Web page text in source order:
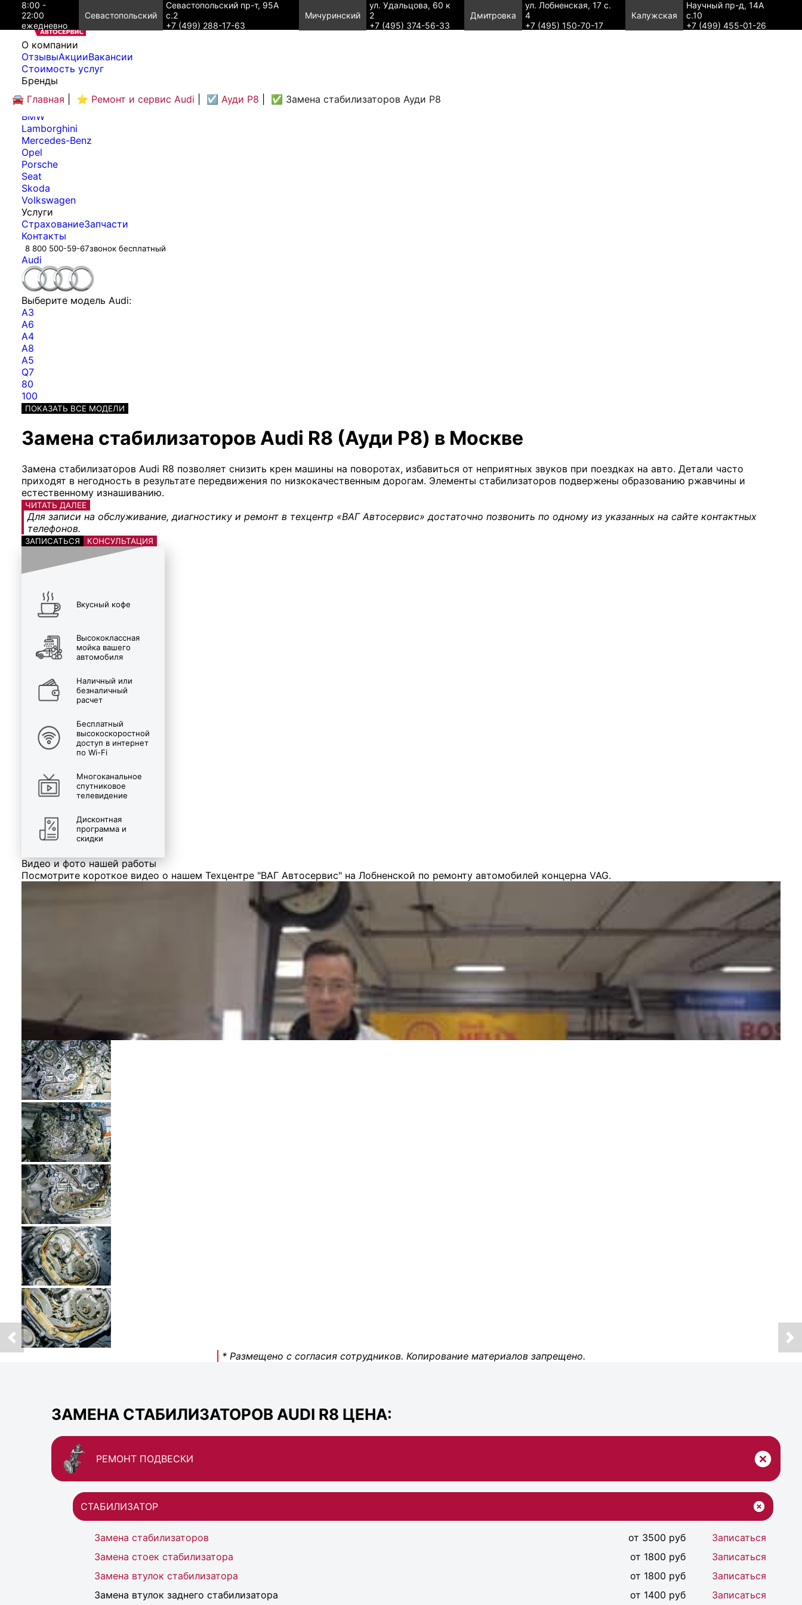
8:00 -
22:00
ежедневно
Севастопольский
Севастопольский пр-т, 95А
с.2
+7 (499) 288-17-63
Мичуринский
ул. Удальцова, 60 к
2
+7 (495) 374-56-33
Дмитровка
ул. Лобненская, 17 с.
4
+7 (495) 150-70-17
Калужская
Научный пр-д, 14А
с.10
+7 (499) 455-01-26
O компании
ОтзывыАкцииВакансии
Cтоимость услуг
Бренды
Audi
Bentley
BMW
Lamborghini
Mercedes-Benz
Opel
Porsche
Seat
Skoda
Volkswagen
Услуги
СтрахованиеЗапчасти
Контакты
8 800 500-59-67звонок бесплатный
🚘 Главная ⭐ Ремонт и сервис Audi ☑️ Ауди Р8 ✅ Замена стабилизаторов Ауди Р8
Audi
Выберите модель Audi:
A3
A6
A4
A8
A5
Q7
80
100
ПОКАЗАТЬ ВСЕ МОДЕЛИ
Замена стабилизаторов Audi R8 (Ауди Р8) в Москве
Замена стабилизаторов Audi R8 позволяет снизить крен машины на поворотах, избавиться от неприятных звуков при поездках на авто. Детали часто
приходят в негодность в результате передвижения по низкокачественным дорогам. Элементы стабилизаторов подвержены образованию ржавчины и
естественному изнашиванию.
ЧИТАТЬ ДАЛЕЕ
Для записи на обслуживание, диагностику и ремонт в техцентр «ВАГ Автосервис» достаточно позвонить по одному из указанных на сайте контактных
телефонов.
ЗАПИСАТЬСЯ КОНСУЛЬТАЦИЯ
Вкусный кофе
Высококлассная
мойка вашего
автомобиля
Наличный или
безналичный
расчет
Бесплатный
высокоскоростной
доступ в интернет
по Wi-Fi
Многоканальное
спутниковое
телевидение
Дисконтная
программа и
скидки
Видео и фото нашей работы
Посмотрите короткое видео о нашем Техцентре "ВАГ Автосервис" на Лобненской по ремонту автомобилей концерна VAG.
* Размещено с согласия сотрудников. Копирование материалов запрещено.
ЗАМЕНА СТАБИЛИЗАТОРОВ AUDI R8 ЦЕНА:
РЕМОНТ ПОДВЕСКИ
СТАБИЛИЗАТОР
Замена стабилизаторов от 3500 руб
Записаться
Замена стоек стабилизатора
от 1800 руб
Записаться
Замена втулок стабилизатора
от 1800 руб
Записаться
Замена втулок заднего стабилизатора
от 1400 руб
Записаться